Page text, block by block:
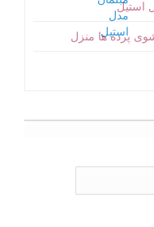
استیل
پرده ها منزل